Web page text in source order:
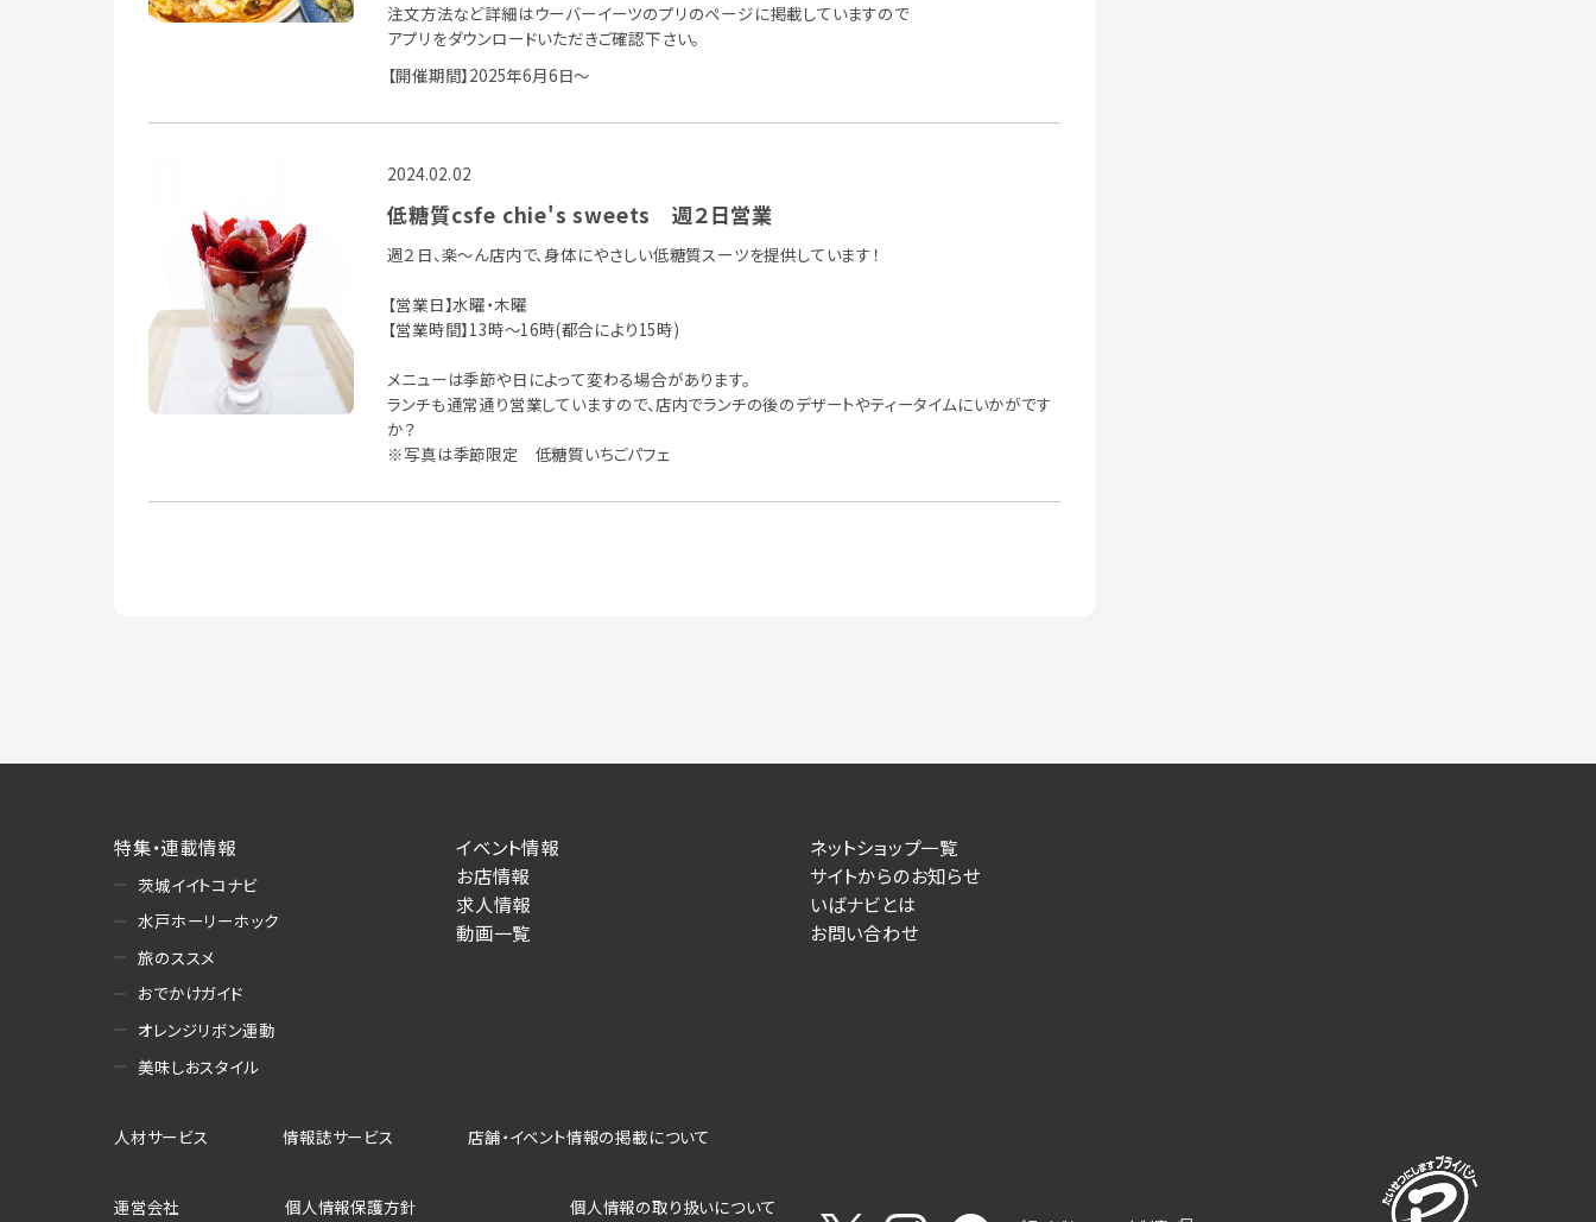
注文方法など詳細はウーバーイーツのプリのページに掲載していますので
アプリをダウンロードいただきご確認下さい。
【開催期間】2025年6月6日～
2024.02.02
低糖質csfe chie's sweets 週２日営業
週２日、楽～ん店内で、身体にやさしい低糖質スーツを提供しています！
【営業日】水曜・木曜
【営業時間】13時～16時(都合により15時)
メニューは季節や日によって変わる場合があります。
ランチも通常通り営業していますので、店内でランチの後のデザートやティータイムにいかがです
か？
※写真は季節限定 低糖質いちごパフェ
特集・連載情報
茨城イイトコナビ
水戸ホーリーホック
旅のススメ
おでかけガイド
オレンジリボン運動
美味しおスタイル
イベント情報
お店情報
求人情報
動画一覧
ネットショップ一覧
サイトからのお知らせ
いばナビとは
お問い合わせ
人材サービス 情報誌サービス 店舗・イベント情報の掲載について
運営会社 個人情報保護方針 個人情報の取り扱いについて